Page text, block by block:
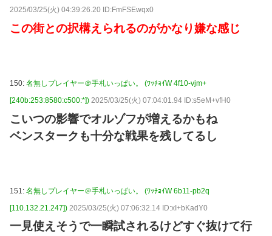
2025/03/25(火) 04:39:26.20 ID:FmFSEwqx0
この街との択構えられるのがかなり嫌な感じ
150: 名無しプレイヤー＠手札いっぱい。 (ﾜｯﾁｮｲW 4f10-vjm+
[240b:253:8580:c500:*]) 2025/03/25(火) 07:04:01.94 ID:s5eM+vfH0
こいつの影響でオルゾフが増えるかもね
ベンスタークも十分な戦果を残してるし
151: 名無しプレイヤー＠手札いっぱい。 (ﾜｯﾁｮｲW 6b11-pb2q
[110.132.21.247]) 2025/03/25(火) 07:06:32.14 ID:xI+bKadY0
一見使えそうで一瞬試されるけどすぐ抜けて行